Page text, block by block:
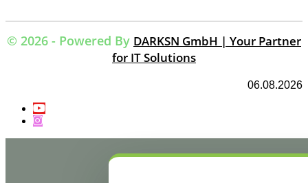
© 2026 - Powered By DARKSN GmbH | Your Partner
for IT Solutions
06.08.2026